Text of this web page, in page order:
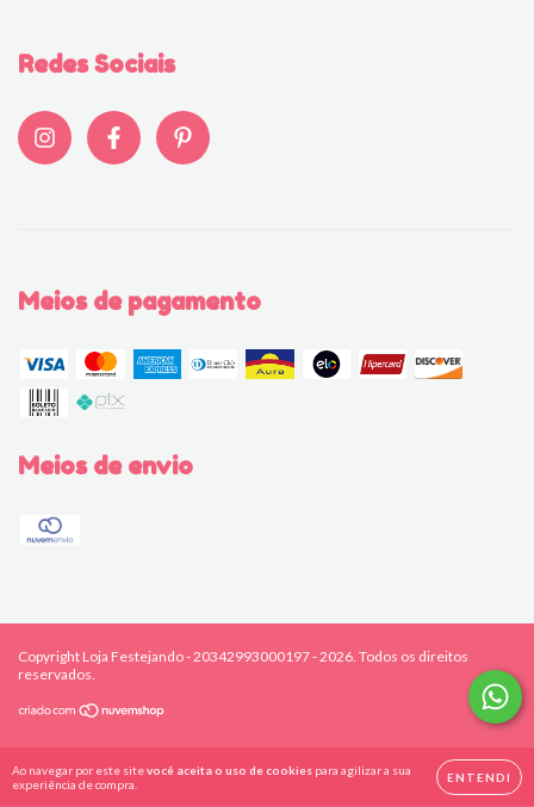
Ao navegar por este sitevocê aceita o uso de cookies para agilizar a sua
experiência de compra.
ENTENDI
Redes Sociais
Meios de pagamento
Meios de envio
Copyright Loja Festejando - 20342993000197 - 2026. Todos os direitos
reservados.